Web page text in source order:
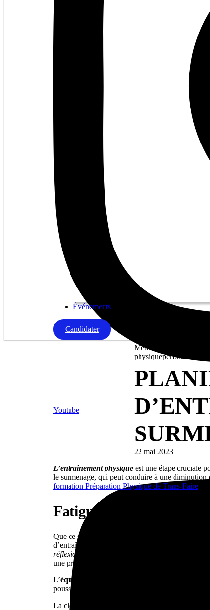
Youtube
Événements
Candidater
Métiers Sport et
physiqueperformance
22 mai 2023
L’entraînement physique est une étape cruciale
le surmenage, qui peut conduire à une diminution
formation Préparation Physique de Trans-Faire
Fatigue et entraînement
Que ce soit chez le sportif amateur ou de haut
d’entraînement. Le sportif qui cherche à améliorer
réflexion n’est pas entièrement fausse, surtout
une progression.
L’équilibre est effectivement délicat
poussera trop loin dans ses capacités de
La clé réside ainsi dans des